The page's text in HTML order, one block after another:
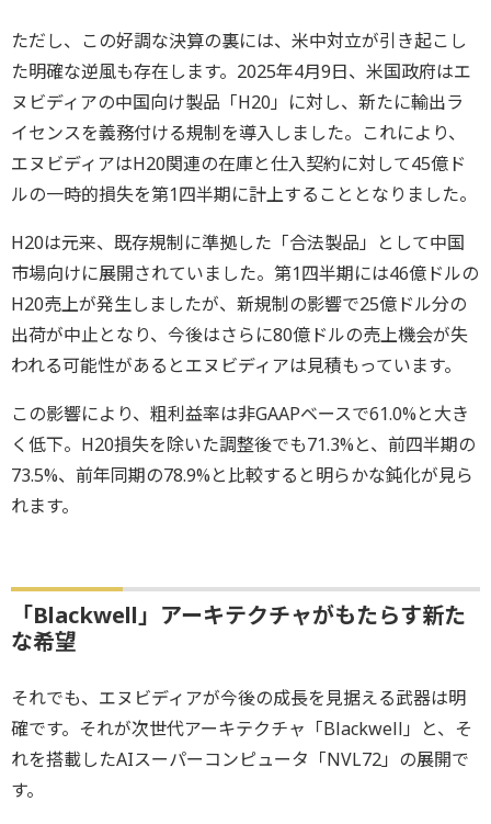
ただし、この好調な決算の裏には、米中対立が引き起こし
た明確な逆風も存在します。2025年4月9日、米国政府はエ
ヌビディアの中国向け製品「H20」に対し、新たに輸出ラ
イセンスを義務付ける規制を導入しました。これにより、
エヌビディアはH20関連の在庫と仕入契約に対して45億ド
ルの一時的損失を第1四半期に計上することとなりました。
H20は元来、既存規制に準拠した「合法製品」として中国
市場向けに展開されていました。第1四半期には46億ドルの
H20売上が発生しましたが、新規制の影響で25億ドル分の
出荷が中止となり、今後はさらに80億ドルの売上機会が失
われる可能性があるとエヌビディアは見積もっています。
この影響により、粗利益率は非GAAPベースで61.0%と大き
く低下。H20損失を除いた調整後でも71.3%と、前四半期の
73.5%、前年同期の78.9%と比較すると明らかな鈍化が見ら
れます。
「Blackwell」アーキテクチャがもたらす新た
な希望
それでも、エヌビディアが今後の成長を見据える武器は明
確です。それが次世代アーキテクチャ「Blackwell」と、そ
れを搭載したAIスーパーコンピュータ「NVL72」の展開で
す。